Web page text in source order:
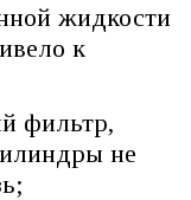
жидкости
к
фильтр,
не